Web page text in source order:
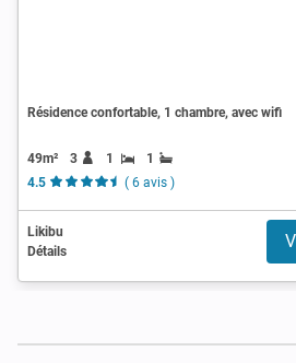
Résidence confortable, 1 chambre, avec wifi
49m² 3 1
1
4.5
( 6 avis )
Likibu
Détails